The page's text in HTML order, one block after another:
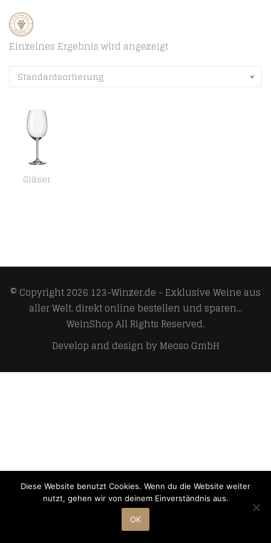
Einzelnes Ergebnis wird angezeigt
Standardsortierung
Gläser
© Copyright 2026 123-Winzer.de - Exklusive Weine aus
aller Welt, direkt online bestellen und sparen...
WeinShopAll Rights Reserved.
Develop and design byMeoso GmbH
Diese Website benutzt Cookies. Wenn du die Website weiter
nutzt, gehen wir von deinem Einverständnis aus.
OK